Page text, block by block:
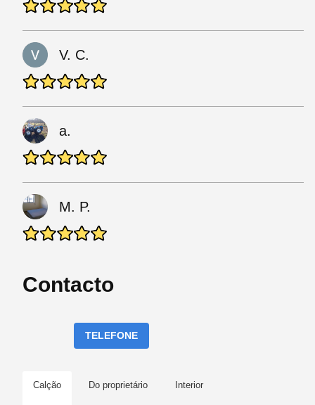
V. C.
a.
M. P.
Contacto
TELEFONE
Calção Do proprietário Interior